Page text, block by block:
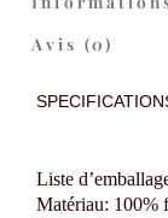
Avis (0)
Liste
Matériau: 100%